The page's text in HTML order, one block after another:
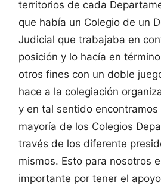
territorios de cada
que había un Colegio de un
Judicial que trabajaba en
posición y lo hacía en
otros fines con un doble
hace a la colegiación
y en tal sentido
mayoría de los Colegios
través de los diferente
mismos. Esto para nosotros
importante por tener el